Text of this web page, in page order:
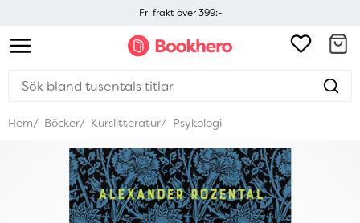
Fri frakt över 399:-
Hem Böcker Kurslitteratur Psykologi